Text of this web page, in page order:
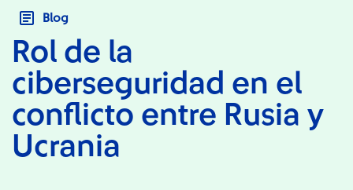
Blog
Rol de la
ciberseguridad en el
conflicto entre Rusia y
Ucrania